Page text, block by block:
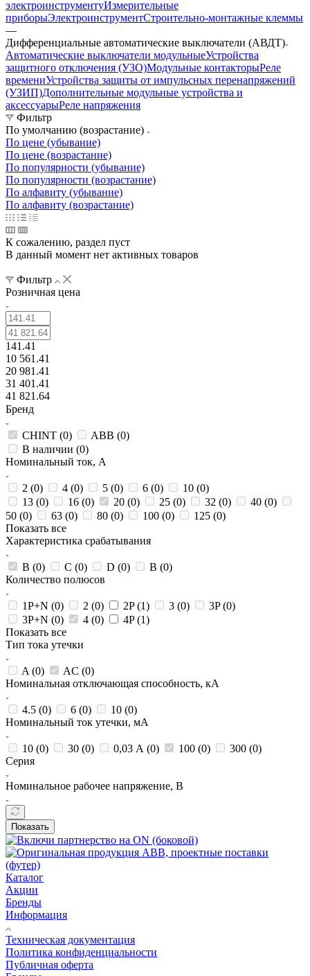
электроинструментуИзмерительные
приборыЭлектроинструментСтроительно-монтажные клеммы
—
Дифференциальные автоматические выключатели (АВДТ)
Автоматические выключатели модульныеУстройства
защитного отключения (УЗО)Модульные контакторыРеле
времениУстройства защиты от импульсных перенапряжений
(УЗИП)Дополнительные модульные устройства и
аксессуарыРеле напряжения
Фильтр
По умолчанию (возрастание)
По цене (убывание)
По цене (возрастание)
По популярности (убывание)
По популярности (возрастание)
По алфавиту (убывание)
По алфавиту (возрастание)
К сожалению, раздел пуст
В данный момент нет активных товаров
Фильтр
Розничная цена
141.41
10 561.41
20 981.41
31 401.41
41 821.64
Бренд
CHINT (0) ABB (0)
В наличии (0)
Номинальный ток, А
2 (0) 4 (0) 5 (0) 6 (0) 10 (0)
13 (0) 16 (0) 20 (0) 25 (0) 32 (0) 40 (0)
50 (0) 63 (0) 80 (0) 100 (0) 125 (0)
Показать все
Характеристика срабатывания
B (0) C (0) D (0) В (0)
Количество полюсов
1P+N (0) 2 (0) 2P (1) 3 (0) 3P (0)
3P+N (0) 4 (0) 4P (1)
Показать все
Тип тока утечки
A (0) AC (0)
Номинальная отключающая способность, кА
4.5 (0) 6 (0) 10 (0)
Номинальный ток утечки, мА
10 (0) 30 (0) 0,03 А (0) 100 (0) 300 (0)
Серия
Номинальное рабочее напряжение, В
Показать
Каталог
Акции
Бренды
Информация
Техническая документация
Политика конфиденциальности
Публичная оферта